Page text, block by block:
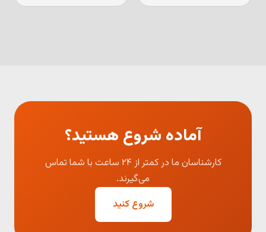
آماده شروع هستید؟
کارشناسان ما در کمتر از ۲۴ ساعت با شما تماس
می‌گیرند.
شروع کنید